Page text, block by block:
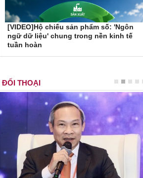
[VIDEO]Hộ chiếu sản phẩm số: 'Ngôn
ngữ dữ liệu' chung trong nền kinh tế
tuần hoàn
ĐỐI THOẠI